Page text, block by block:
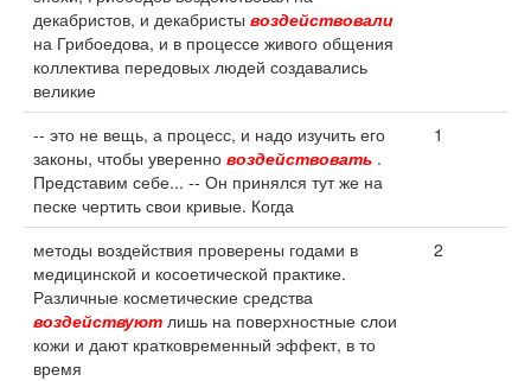
декабристов, и декабристы воздействовали
на Грибоедова, и в процессе живого общения
коллектива передовых людей создавались
великие
-- это не вещь, а процесс, и надо изучить его
законы, чтобы уверенно воздействовать .
Представим себе... -- Он принялся тут же на
песке чертить свои кривые. Когда
1
методы воздействия проверены годами в
медицинской и косоетической практике.
Различные косметические средства
воздействуют лишь на поверхностные слои
кожи и дают кратковременный эффект, в то
время
2